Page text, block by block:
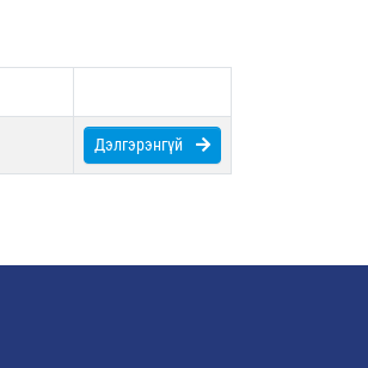
Дэлгэрэнгүй